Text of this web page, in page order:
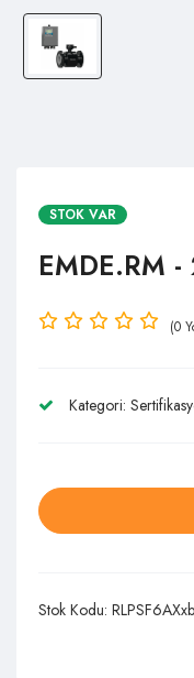
STOK VAR
EMDE.RM
(0
Kategori:
Stok Kodu: RLPSF6AXxb